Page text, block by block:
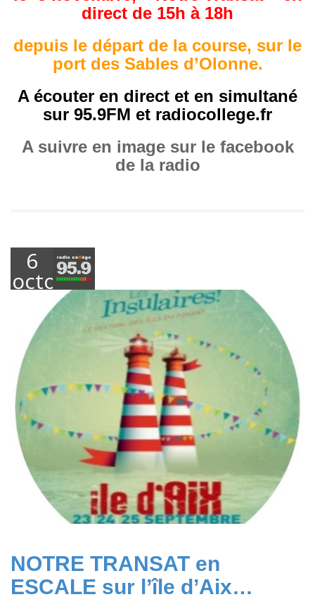
direct de 15h à 18h
depuis le départ de la course, sur le
port des Sables d’Olonne.
A écouter en direct et en simultané
sur 95.9FM et radiocollege.fr
A suivre en image sur le facebook
de la radio
6
octobre
2016
NOTRE TRANSAT en
ESCALE sur l’île d’Aix…